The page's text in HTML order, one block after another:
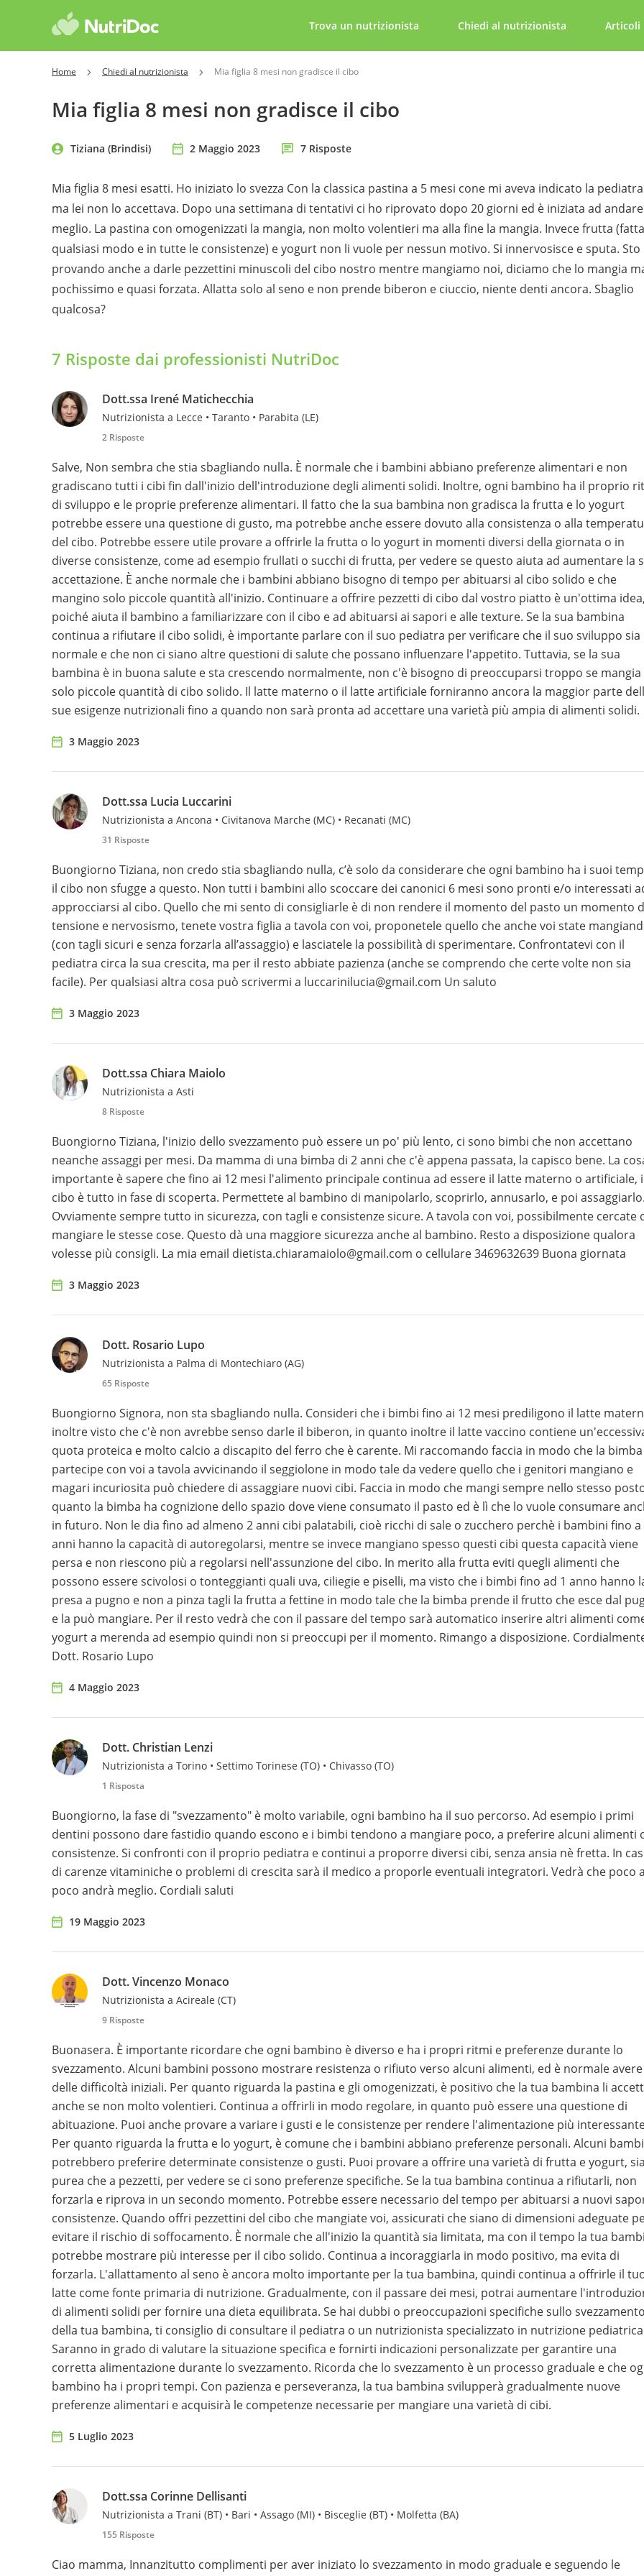
Trova un nutrizionista Chiedi al nutrizionista Articoli
Home Chiedi al nutrizionista Mia figlia 8 mesi non gradisce il cibo
Mia figlia 8 mesi non gradisce il cibo
Tiziana (Brindisi) 2 Maggio 2023 7 Risposte
Mia figlia 8 mesi esatti. Ho iniziato lo svezza Con la classica pastina a 5 mesi cone mi aveva indicato la pediatra
ma lei non lo accettava. Dopo una settimana di tentativi ci ho riprovato dopo 20 giorni ed è iniziata ad andare
meglio. La pastina con omogenizzati la mangia, non molto volentieri ma alla fine la mangia. Invece frutta
qualsiasi modo e in tutte le consistenze) e yogurt non li vuole per nessun motivo. Si innervosisce e sputa. Sto
provando anche a darle pezzettini minuscoli del cibo nostro mentre mangiamo noi, diciamo che lo mangia
pochissimo e quasi forzata. Allatta solo al seno e non prende biberon e ciuccio, niente denti ancora. Sbaglio
qualcosa?
7 Risposte dai professionisti NutriDoc
Dott.ssa Irené Matichecchia
Nutrizionista a Lecce • Taranto • Parabita (LE)
2 Risposte
Salve, Non sembra che stia sbagliando nulla. È normale che i bambini abbiano preferenze alimentari e non
gradiscano tutti i cibi fin dall'inizio dell'introduzione degli alimenti solidi. Inoltre, ogni bambino ha il proprio
di sviluppo e le proprie preferenze alimentari. Il fatto che la sua bambina non gradisca la frutta e lo yogurt
potrebbe essere una questione di gusto, ma potrebbe anche essere dovuto alla consistenza o alla
del cibo. Potrebbe essere utile provare a offrirle la frutta o lo yogurt in momenti diversi della giornata o in
diverse consistenze, come ad esempio frullati o succhi di frutta, per vedere se questo aiuta ad aumentare la
accettazione. È anche normale che i bambini abbiano bisogno di tempo per abituarsi al cibo solido e che
mangino solo piccole quantità all'inizio. Continuare a offrire pezzetti di cibo dal vostro piatto è un'ottima idea,
poiché aiuta il bambino a familiarizzare con il cibo e ad abituarsi ai sapori e alle texture. Se la sua bambina
continua a rifiutare il cibo solidi, è importante parlare con il suo pediatra per verificare che il suo sviluppo sia
normale e che non ci siano altre questioni di salute che possano influenzare l'appetito. Tuttavia, se la sua
bambina è in buona salute e sta crescendo normalmente, non c'è bisogno di preoccuparsi troppo se mangia
solo piccole quantità di cibo solido. Il latte materno o il latte artificiale forniranno ancora la maggior parte
sue esigenze nutrizionali fino a quando non sarà pronta ad accettare una varietà più ampia di alimenti solidi.
3 Maggio 2023
Dott.ssa Lucia Luccarini
Nutrizionista a Ancona • Civitanova Marche (MC) • Recanati (MC)
31 Risposte
Buongiorno Tiziana, non credo stia sbagliando nulla, c’è solo da considerare che ogni bambino ha i suoi
il cibo non sfugge a questo. Non tutti i bambini allo scoccare dei canonici 6 mesi sono pronti e/o interessati
approcciarsi al cibo. Quello che mi sento di consigliarle è di non rendere il momento del pasto un momento
tensione e nervosismo, tenete vostra figlia a tavola con voi, proponetele quello che anche voi state
(con tagli sicuri e senza forzarla all’assaggio) e lasciatele la possibilità di sperimentare. Confrontatevi con il
pediatra circa la sua crescita, ma per il resto abbiate pazienza (anche se comprendo che certe volte non sia
facile). Per qualsiasi altra cosa può scrivermi a luccarinilucia@gmail.com Un saluto
3 Maggio 2023
Dott.ssa Chiara Maiolo
Nutrizionista a Asti
8 Risposte
Buongiorno Tiziana, l'inizio dello svezzamento può essere un po' più lento, ci sono bimbi che non accettano
neanche assaggi per mesi. Da mamma di una bimba di 2 anni che c'è appena passata, la capisco bene. La
importante è sapere che fino ai 12 mesi l'alimento principale continua ad essere il latte materno o artificiale,
cibo è tutto in fase di scoperta. Permettete al bambino di manipolarlo, scoprirlo, annusarlo, e poi assaggiarlo.
Ovviamente sempre tutto in sicurezza, con tagli e consistenze sicure. A tavola con voi, possibilmente cercate
mangiare le stesse cose. Questo dà una maggiore sicurezza anche al bambino. Resto a disposizione qualora
volesse più consigli. La mia email dietista.chiaramaiolo@gmail.com o cellulare 3469632639 Buona giornata
3 Maggio 2023
Dott. Rosario Lupo
Nutrizionista a Palma di Montechiaro (AG)
65 Risposte
Buongiorno Signora, non sta sbagliando nulla. Consideri che i bimbi fino ai 12 mesi prediligono il latte
inoltre visto che c'è non avrebbe senso darle il biberon, in quanto inoltre il latte vaccino contiene
quota proteica e molto calcio a discapito del ferro che è carente. Mi raccomando faccia in modo che la bimba
partecipe con voi a tavola avvicinando il seggiolone in modo tale da vedere quello che i genitori mangiano e
magari incuriosita può chiedere di assaggiare nuovi cibi. Faccia in modo che mangi sempre nello stesso
quanto la bimba ha cognizione dello spazio dove viene consumato il pasto ed è lì che lo vuole consumare
in futuro. Non le dia fino ad almeno 2 anni cibi palatabili, cioè ricchi di sale o zucchero perchè i bambini fino a
anni hanno la capacità di autoregolarsi, mentre se invece mangiano spesso questi cibi questa capacità viene
persa e non riescono più a regolarsi nell'assunzione del cibo. In merito alla frutta eviti quegli alimenti che
possono essere scivolosi o tonteggianti quali uva, ciliegie e piselli, ma visto che i bimbi fino ad 1 anno hanno
presa a pugno e non a pinza tagli la frutta a fettine in modo tale che la bimba prende il frutto che esce dal
e la può mangiare. Per il resto vedrà che con il passare del tempo sarà automatico inserire altri alimenti
yogurt a merenda ad esempio quindi non si preoccupi per il momento. Rimango a disposizione.
Dott. Rosario Lupo
4 Maggio 2023
Dott. Christian Lenzi
Nutrizionista a Torino • Settimo Torinese (TO) • Chivasso (TO)
1 Risposta
Buongiorno, la fase di "svezzamento" è molto variabile, ogni bambino ha il suo percorso. Ad esempio i primi
dentini possono dare fastidio quando escono e i bimbi tendono a mangiare poco, a preferire alcuni alimenti
consistenze. Si confronti con il proprio pediatra e continui a proporre diversi cibi, senza ansia nè fretta. In
di carenze vitaminiche o problemi di crescita sarà il medico a proporle eventuali integratori. Vedrà che poco a
poco andrà meglio. Cordiali saluti
19 Maggio 2023
Dott. Vincenzo Monaco
Nutrizionista a Acireale (CT)
9 Risposte
Buonasera. È importante ricordare che ogni bambino è diverso e ha i propri ritmi e preferenze durante lo
svezzamento. Alcuni bambini possono mostrare resistenza o rifiuto verso alcuni alimenti, ed è normale avere
delle difficoltà iniziali. Per quanto riguarda la pastina e gli omogenizzati, è positivo che la tua bambina li
anche se non molto volentieri. Continua a offrirli in modo regolare, in quanto può essere una questione di
abituazione. Puoi anche provare a variare i gusti e le consistenze per rendere l'alimentazione più
Per quanto riguarda la frutta e lo yogurt, è comune che i bambini abbiano preferenze personali. Alcuni
potrebbero preferire determinate consistenze o gusti. Puoi provare a offrire una varietà di frutta e yogurt,
purea che a pezzetti, per vedere se ci sono preferenze specifiche. Se la tua bambina continua a rifiutarli, non
forzarla e riprova in un secondo momento. Potrebbe essere necessario del tempo per abituarsi a nuovi
consistenze. Quando offri pezzettini del cibo che mangiate voi, assicurati che siano di dimensioni adeguate
evitare il rischio di soffocamento. È normale che all'inizio la quantità sia limitata, ma con il tempo la tua
potrebbe mostrare più interesse per il cibo solido. Continua a incoraggiarla in modo positivo, ma evita di
forzarla. L'allattamento al seno è ancora molto importante per la tua bambina, quindi continua a offrirle il
latte come fonte primaria di nutrizione. Gradualmente, con il passare dei mesi, potrai aumentare
di alimenti solidi per fornire una dieta equilibrata. Se hai dubbi o preoccupazioni specifiche sullo svezzamento
della tua bambina, ti consiglio di consultare il pediatra o un nutrizionista specializzato in nutrizione
Saranno in grado di valutare la situazione specifica e fornirti indicazioni personalizzate per garantire una
corretta alimentazione durante lo svezzamento. Ricorda che lo svezzamento è un processo graduale e che
bambino ha i propri tempi. Con pazienza e perseveranza, la tua bambina svilupperà gradualmente nuove
preferenze alimentari e acquisirà le competenze necessarie per mangiare una varietà di cibi.
5 Luglio 2023
Dott.ssa Corinne Dellisanti
Nutrizionista a Trani (BT) • Bari • Assago (MI) • Bisceglie (BT) • Molfetta (BA)
155 Risposte
Ciao mamma, Innanzitutto complimenti per aver iniziato lo svezzamento in modo graduale e seguendo le